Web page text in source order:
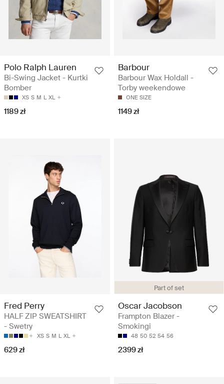
Polo Ralph Lauren
Bi-Swing Jacket - Kurtki
Bomber
XS S M L XL
1189 zł
Barbour
Barbour Wax Holdall -
Torby weekendowe
ONE SIZE
1149 zł
Fred Perry
HALF ZIP SWEATSHIRT
- Swetry
XS S M L XL
629 zł
Part of set
Oscar Jacobson
Frampton Blazer -
Smokingi
48 50 52 54 56
2399 zł